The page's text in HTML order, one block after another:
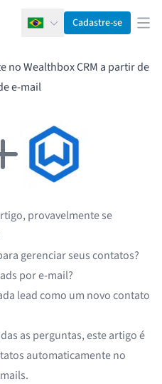
PortuguêsCadastre-se
no Wealthbox CRM a partir de
e-mail
provavelmente se
gerenciar seus contatos?
por e-mail?
lead como um novo contato
as perguntas, este artigo é
automaticamente no